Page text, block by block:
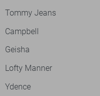
Tommy Jeans
Campbell
Geisha
Lofty Manner
Ydence